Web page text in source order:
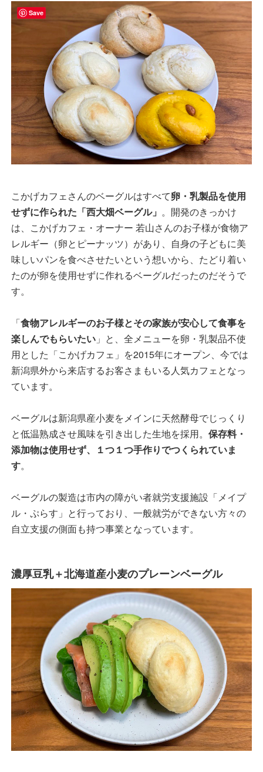
こかげカフェさんのベーグルはすべて卵・乳製品を使用
せずに作られた「西大畑ベーグル」 。開発のきっかけ
は、こかげカフェ・オーナー 若山さんのお子様が食物ア
レルギー（卵とピーナッツ）があり、自身の子どもに美
味しいパンを食べさせたいという想いから、たどり着い
たのが卵を使用せずに作れるベーグルだったのだそうで
す。
「食物アレルギーのお子様とその家族が安心して食事を
楽しんでもらいたい 」と、全メニューを卵・乳製品不使
用とした「こかげカフェ」を2015年にオープン、今では
新潟県外から来店するお客さまもいる人気カフェとなっ
ています。
ベーグルは新潟県産小麦をメインに天然酵母でじっくり
と低温熟成させ風味を引き出した生地を採用。 保存料・
添加物は使用せず、１つ１つ手作りでつくられていま
す。
ベーグルの製造は市内の障がい者就労支援施設「メイプ
ル・ぷらす」と行っており、一般就労ができない方々の
自立支援の側面も持つ事業となっています。
濃厚豆乳＋北海道産小麦のプレーンベーグル
Save